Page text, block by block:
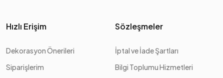
Hızlı Erişim
Dekorasyon Önerileri
Siparişlerim
Sözleşmeler
İptal ve İade Şartları
Bilgi Toplumu Hizmetleri